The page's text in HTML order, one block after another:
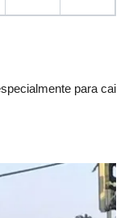
para